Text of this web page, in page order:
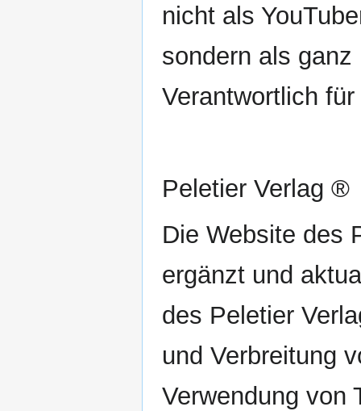
nicht als
sondern als
Verantwortlich
Peletier Verlag ®
Die Website des
ergänzt und
des Peletier
und Verbreitung
Verwendung von